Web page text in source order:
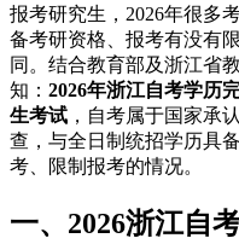
报考研究生，2026年很多
备考研资格、报考有没有
同。结合教育部及浙江省
知： 2026年浙江自考学历
生考试 ，自考属于国家承
查，与全日制统招学历具
考、限制报考的情况。
一、2026浙江自